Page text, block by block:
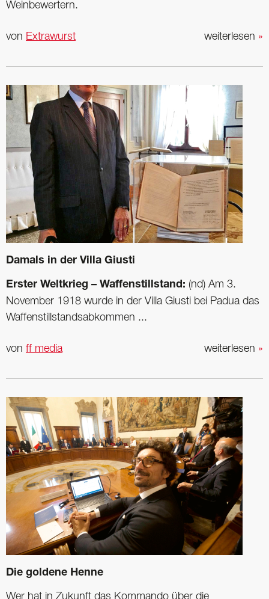
Weinbewertern.
weiterlesen »
von Extrawurst
Damals in der Villa Giusti
Erster Weltkrieg – Waffenstillstand: (nd) Am 3.
November 1918 wurde in der Villa Giusti bei Padua das
Waffenstillstandsabkommen ...
weiterlesen »
von ff media
Die goldene Henne
Wer hat in Zukunft das Kommando über die